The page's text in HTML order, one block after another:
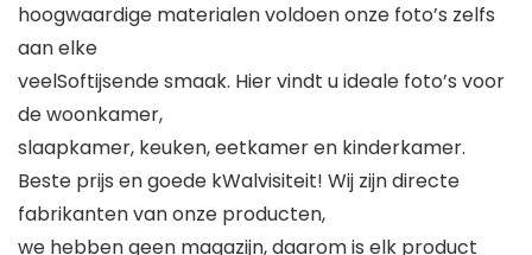
hoogwaardige materialen voldoen onze foto’s zelfs
aan elke
veelSoftijsende smaak. Hier vindt u ideale foto’s voor
de woonkamer,
slaapkamer, keuken, eetkamer en kinderkamer.
Beste prijs en goede kWalvisiteit! Wij zijn directe
fabrikanten van onze producten,
we hebben geen magazijn, daarom is elk product